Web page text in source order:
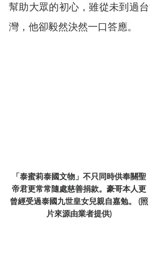
幫助大眾的初心，雖從未到過台
灣，他卻毅然決然一口答應。
「泰蜜莉泰國文物」不只同時供奉關聖
帝君更常常隨處慈善捐款。豪哥本人更
曾經受過泰國九世皇女兒親自嘉勉。 (照
片來源由業者提供)